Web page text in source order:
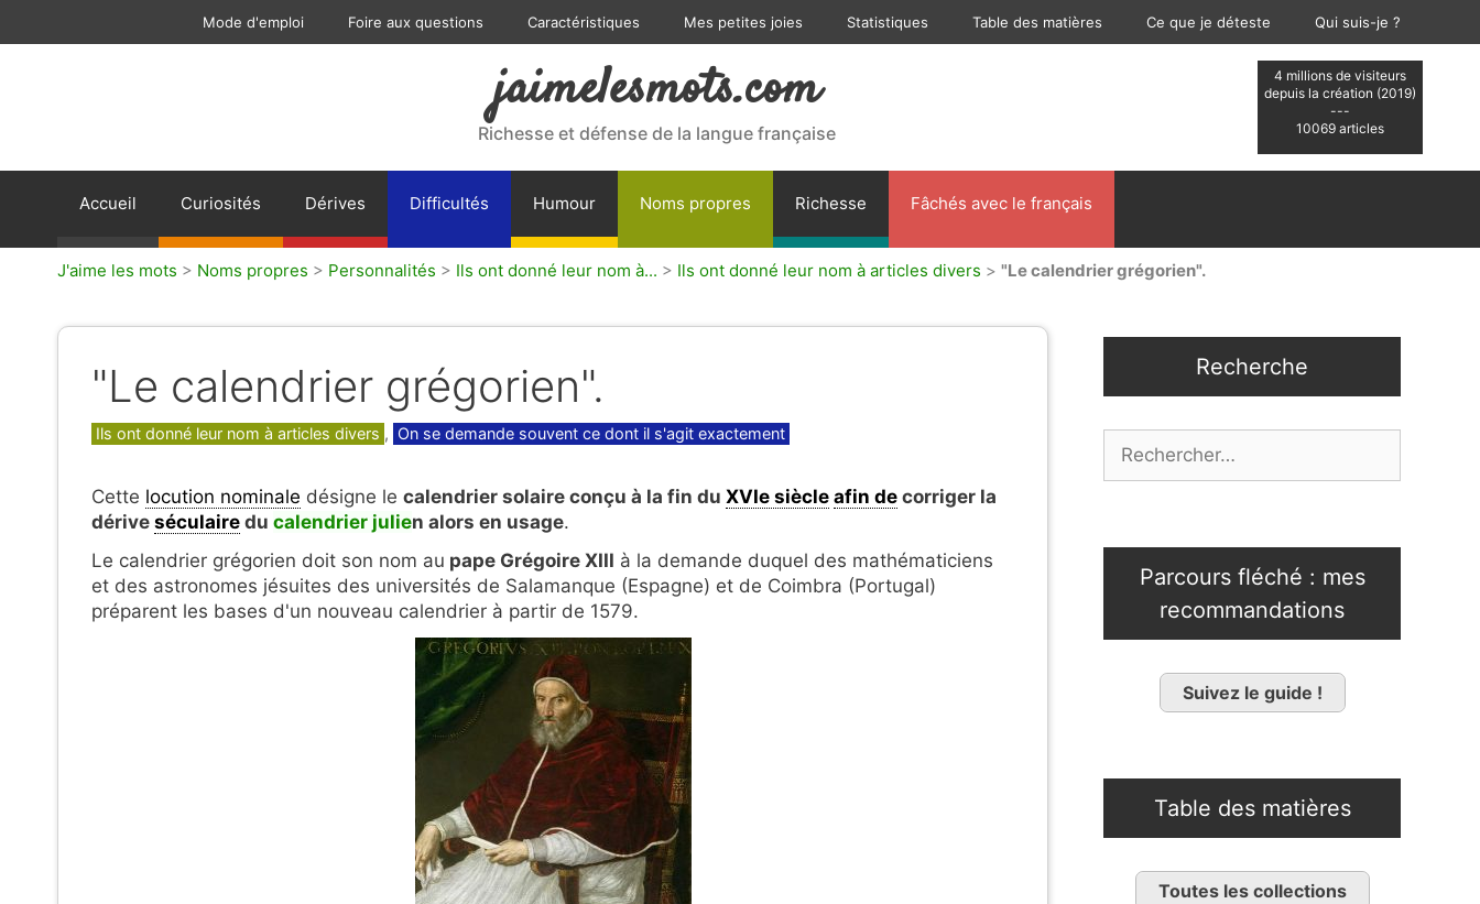
Mode d'emploi Foire aux questions Caractéristiques Mes petites joies Statistiques Table des matières Ce que je déteste Qui suis-je ?
4 millions de visiteurs
depuis la création (2019)
---
10069 articles
jaimelesmots.com
Richesse et défense de la langue française
Accueil Curiosités Dérives Difficultés Humour Noms propres Richesse Fâchés avec le français
J'aime les mots > Noms propres > Personnalités > Ils ont donné leur nom à... > Ils ont donné leur nom à articles divers > "Le calendrier grégorien".
"Le calendrier grégorien".
Catégories
Ils ont donné leur nom à articles divers , On se demande souvent ce dont il s'agit exactement
Cette locution nominale désigne le calendrier solaire conçu à la fin du XVIe siècle afin de corriger la
dérive séculaire du calendrier julien alors en usage.
Le calendrier grégorien doit son nom au pape Grégoire XIII à la demande duquel des mathématiciens
et des astronomes jésuites des universités de Salamanque (Espagne) et de Coimbra (Portugal)
préparent les bases d'un nouveau calendrier à partir de 1579.
Recherche
Parcours fléché : mes
recommandations
Suivez le guide !
Table des matières
Toutes les collections